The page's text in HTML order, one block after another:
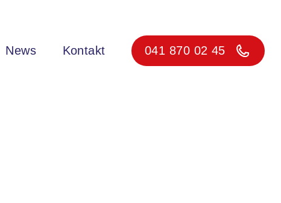
News Kontakt 041 870 02 45